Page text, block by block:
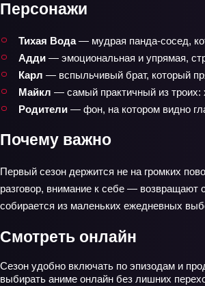
Персонажи
Тихая Вода— мудрая панда‑сосед,
Адди — эмоциональная и упрямая,
Карл — вспыльчивый брат, который
Майкл — самый практичный из троих:
Родители — фон, на котором видно
Почему важно
Первый сезон держится не на громких
разговор, внимание к себе — возвращают
собирается из маленьких ежедневных
Смотреть онлайн
Сезон удобно включать по эпизодам и
выбирать аниме онлайн без лишних